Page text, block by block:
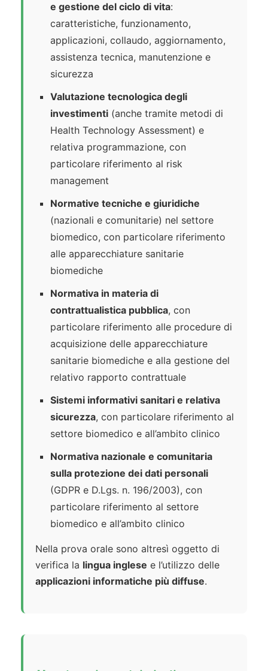
e gestione del ciclo di vita:
caratteristiche, funzionamento,
applicazioni, collaudo, aggiornamento,
assistenza tecnica, manutenzione e
sicurezza
Valutazione tecnologica degli
investimenti (anche tramite metodi di
Health Technology Assessment) e
relativa programmazione, con
particolare riferimento al risk
management
Normative tecniche e giuridiche
(nazionali e comunitarie) nel settore
biomedico, con particolare riferimento
alle apparecchiature sanitarie
biomediche
Normativa in materia di
contrattualistica pubblica, con
particolare riferimento alle procedure di
acquisizione delle apparecchiature
sanitarie biomediche e alla gestione del
relativo rapporto contrattuale
Sistemi informativi sanitari e relativa
sicurezza, con particolare riferimento al
settore biomedico e all’ambito clinico
Normativa nazionale e comunitaria
sulla protezione dei dati personali
(GDPR e D.Lgs. n. 196/2003), con
particolare riferimento al settore
biomedico e all’ambito clinico
Nella prova orale sono altresì oggetto di
verifica la lingua inglese e l’utilizzo delle
applicazioni informatiche più diffuse.